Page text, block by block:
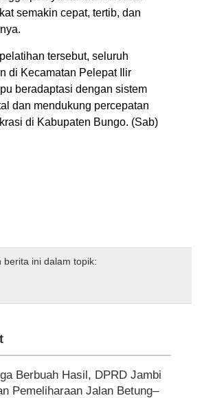
semakin cepat, tertib, dan
tersebut, seluruh
di Kecamatan Pelepat Ilir
beradaptasi dengan sistem
dan mendukung percepatan
di Kabupaten Bungo. (Sab)
berita ini dalam topik:
Berbuah Hasil, DPRD Jambi
Pemeliharaan Jalan Betung–